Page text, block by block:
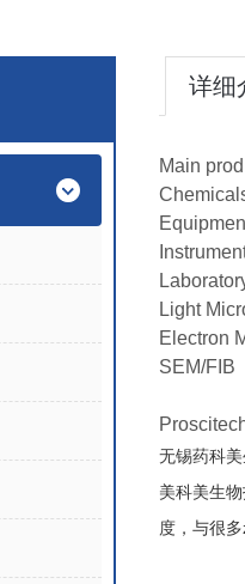
详细
Main
Light
Electron
SEM/FIB
无锡药科
美科美生
度，与很